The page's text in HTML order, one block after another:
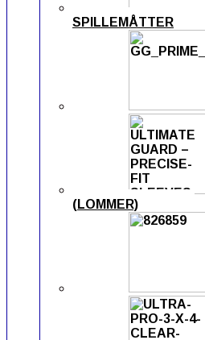
SPILLEMÅTTER
(LOMMER)